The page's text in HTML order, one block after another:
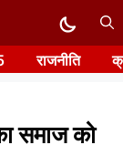
राजनीति
समाज को